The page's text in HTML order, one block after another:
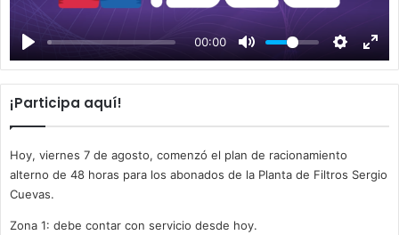
00:00
y
¡Participa aquí!
Hoy, viernes 7 de agosto, comenzó el plan de racionamiento
alterno de 48 horas para los abonados de la Planta de Filtros Sergio
Cuevas.
Zona 1: debe contar con servicio desde hoy.